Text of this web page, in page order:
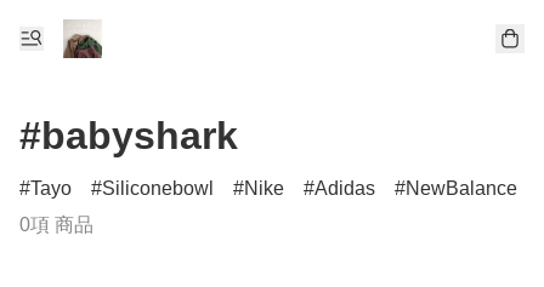
#babyshark
Tayo Siliconebowl Nike Adidas
NewBalance
0項 商品